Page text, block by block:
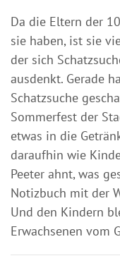
Da die Eltern der
sie haben, ist sie
der sich
ausdenkt. Gerade
Schatzsuche
Sommerfest der
etwas in die
daraufhin wie
Peeter ahnt, was
Notizbuch mit der
Und den Kindern
Erwachsenen vom